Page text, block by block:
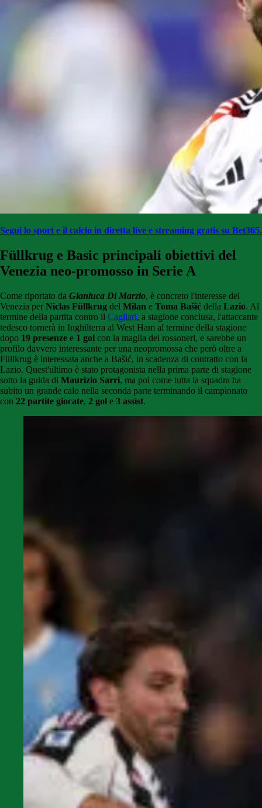
Segui lo sport e il calcio in diretta live e streaming gratis su Bet365.
Füllkrug e Basic principali obiettivi del
Venezia neo-promosso in Serie A
Come riportato da Gianluca Di Marzio, è concreto l'interesse del
Venezia per Niclas Füllkrug del Milan e Toma Bašić della Lazio. Al
termine della partita contro il Cagliari, a stagione conclusa, l'attaccante
tedesco tornerà in Inghilterra al West Ham al termine della stagione
dopo 19 presenze e 1 gol con la maglia dei rossoneri, e sarebbe un
profilo davvero interessante per una neopromossa che però oltre a
Füllkrug è interessata anche a Bašić, in scadenza di contratto con la
Lazio. Quest'ultimo è stato protagonista nella prima parte di stagione
sotto la guida di Maurizio Sarri, ma poi come tutta la squadra ha
subito un grande calo nella seconda parte terminando il campionato
con 22 partite giocate, 2 gol e 3 assist.